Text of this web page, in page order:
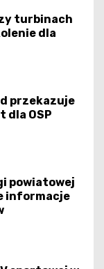
turbinach
dla
przekazuje
dla OSP
powiatowej
informacje